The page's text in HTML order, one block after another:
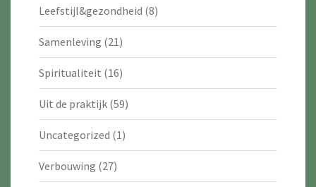
Leefstijl&gezondheid (8)
Samenleving (21)
Spiritualiteit (16)
Uit de praktijk (59)
Uncategorized (1)
Verbouwing (27)